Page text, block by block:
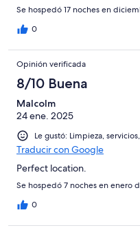
Se hospedó 17 noches en
0
Opinión verificada
8/10 Buena
Malcolm
24 ene. 2025
Le gustó: Limpieza,
Traducir con Google
Perfect location.
Se hospedó 7 noches en enero
0